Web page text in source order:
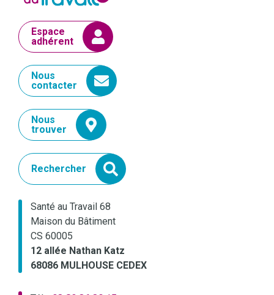
Espace
adhérent
Nous
contacter
Nous
trouver
Rechercher
Santé au Travail 68
Maison du Bâtiment
CS 60005
12 allée Nathan Katz
68086 MULHOUSE CEDEX